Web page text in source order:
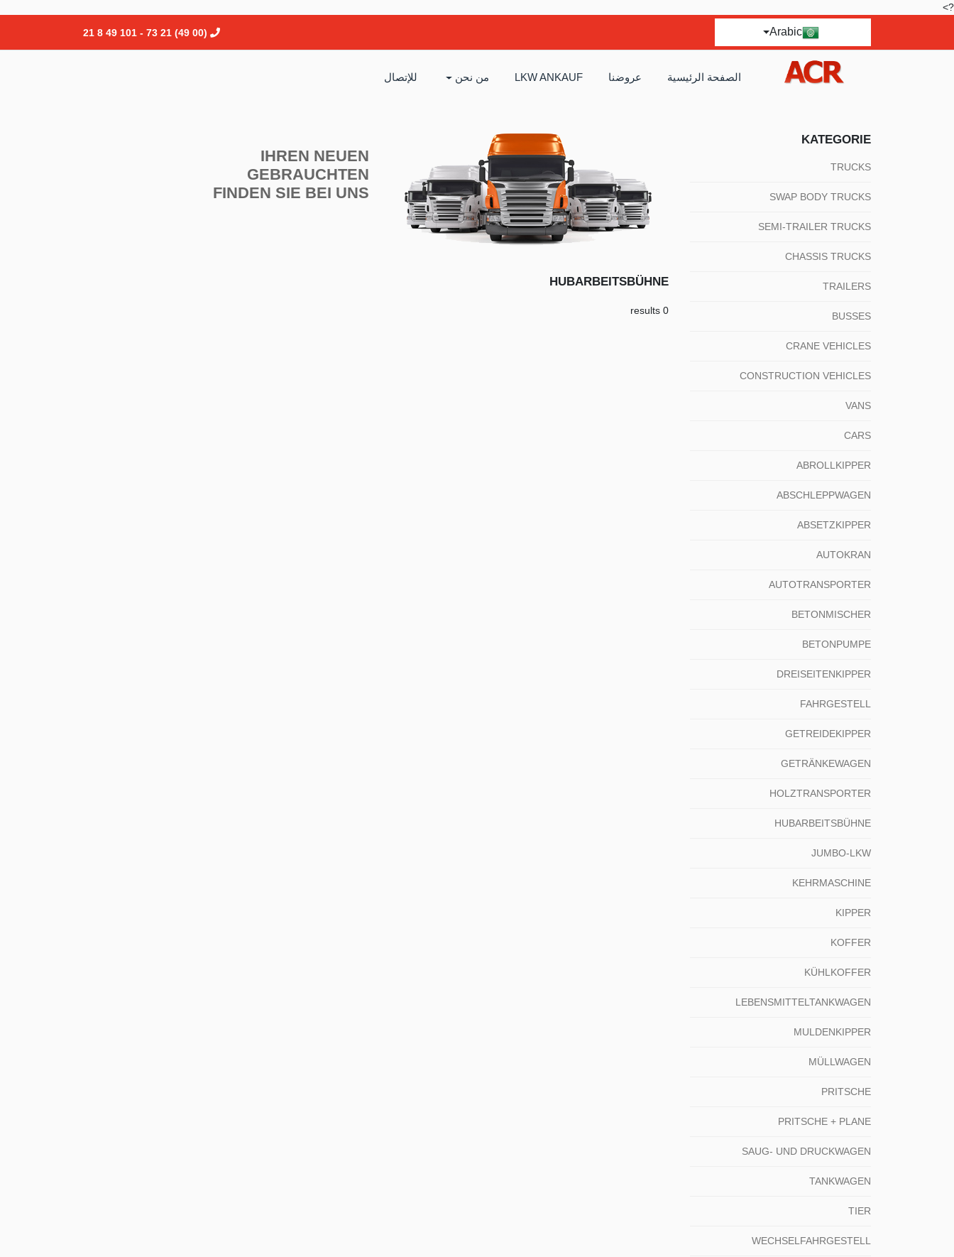
?>
(00 49) 21 73 - 101 49 8 21 Arabic
الصفحة الرئيسية عروضنا LKW ANKAUF من نحن للإتصال
KATEGORIE
TRUCKS
SWAP BODY TRUCKS
SEMI-TRAILER TRUCKS
CHASSIS TRUCKS
TRAILERS
BUSSES
CRANE VEHICLES
CONSTRUCTION VEHICLES
VANS
CARS
ABROLLKIPPER
ABSCHLEPPWAGEN
ABSETZKIPPER
AUTOKRAN
AUTOTRANSPORTER
BETONMISCHER
BETONPUMPE
DREISEITENKIPPER
FAHRGESTELL
GETREIDEKIPPER
GETRÄNKEWAGEN
HOLZTRANSPORTER
HUBARBEITSBÜHNE
JUMBO-LKW
KEHRMASCHINE
KIPPER
KOFFER
KÜHLKOFFER
LEBENSMITTELTANKWAGEN
MULDENKIPPER
MÜLLWAGEN
PRITSCHE
PRITSCHE + PLANE
SAUG- UND DRUCKWAGEN
TANKWAGEN
TIER
WECHSELFAHRGESTELL
IHREN NEUEN
GEBRAUCHTEN
FINDEN SIE BEI UNS
HUBARBEITSBÜHNE
0 results